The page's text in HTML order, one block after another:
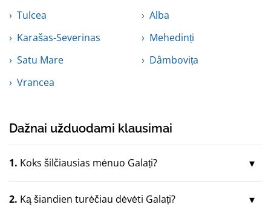
Tulcea
Alba
Karašas-Severinas
Mehedinți
Satu Mare
Dâmbovița
Vrancea
Dažnai užduodami klausimai
1. Koks šilčiausias mėnuo Galați?
2. Ką šiandien turėčiau dėvėti Galați?